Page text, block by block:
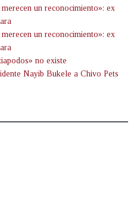
un reconocimiento»: ex
un reconocimiento»: ex
no existe
Nayib Bukele a Chivo Pets